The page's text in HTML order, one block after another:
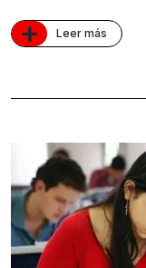
+ Leer más